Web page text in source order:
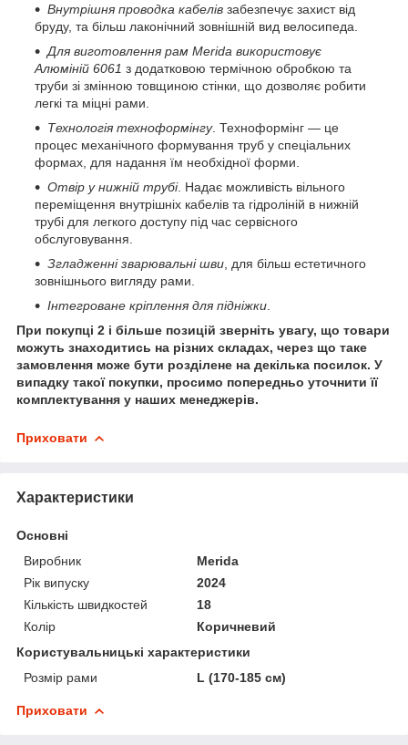
Внутрішня проводка кабелів забезпечує захист від
бруду, та більш лаконічний зовнішній вид велосипеда.
Для виготовлення рам Merida використовує
Алюміній 6061 з додатковою термічною обробкою та
труби зі змінною товщиною стінки, що дозволяє робити
легкі та міцні рами.
Технологія техноформінгу. Техноформінг — це
процес механічного формування труб у спеціальних
формах, для надання їм необхідної форми.
Отвір у нижній трубі. Надає можливість вільного
переміщення внутрішніх кабелів та гідроліній в нижній
трубі для легкого доступу під час сервісного
обслуговування.
Згладженні зварювальні шви , для більш естетичного
зовнішнього вигляду рами.
Інтегроване кріплення для підніжки
При покупці 2 і більше позицій зверніть увагу, що товари
можуть знаходитись на різних складах, через що таке
замовлення може бути розділене на декілька посилок. У
випадку такої покупки, просимо попередньо уточнити її
комплектування у наших менеджерів.
Приховати
Характеристики
Основні
Виробник
Merida
Рік випуску
2024
Кількість швидкостей
18
Колір
Коричневий
Користувальницькі характеристики
Розмір рами
L (170-185 см)
Приховати